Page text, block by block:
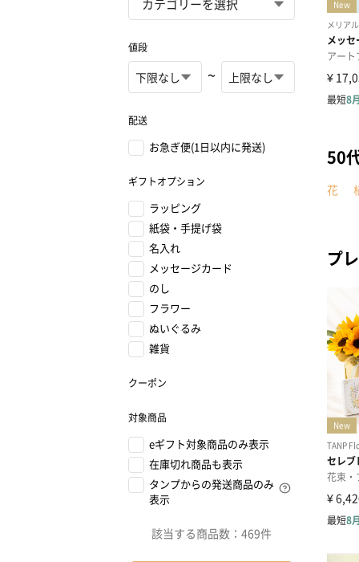
値段
~
配送
お急ぎ便(1日以内に発送)
ギフトオプション
ラッピング
紙袋・手提げ袋
名入れ
メッセージカード
のし
フラワー
ぬいぐるみ
雑貨
クーポン
対象商品
eギフト対象商品のみ表示
在庫切れ商品も表示
タンプからの発送商品のみ
表示
該当する商品数： 469件
50
花
プ